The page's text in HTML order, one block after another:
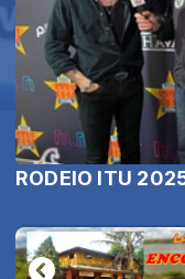
RODEIO ITU